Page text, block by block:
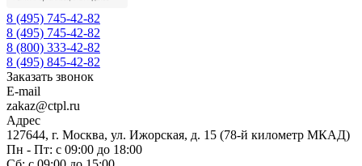
8 (495) 745-42-82
8 (495) 745-42-82
8 (800) 333-42-82
8 (495) 845-42-82
Заказать звонок
E-mail
zakaz@ctpl.ru
Адрес
127644, г. Москва, ул. Ижорская, д. 15 (78-й километр МКАД)
Пн - Пт: с 09:00 до 18:00